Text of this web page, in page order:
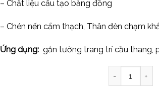
– Chất liệu cấu tạo bằng đồng
– Chén nến cẩm thạch, Thân đèn chạm
Ứng dụng: gắn tường trang trí cầu thang,
Đèn vách